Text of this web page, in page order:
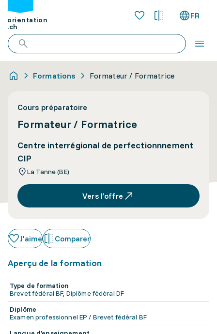
orientation
.ch
FR
Formations Formateur / Formatrice
Cours préparatoire
Formateur / Formatrice
Centre interrégional de perfectionnnement
CIP
La Tanne (BE)
Vers l’offre
J'aime Comparer
Aperçu de la formation
Type de formation
Brevet fédéral BF, Diplôme fédéral DF
Diplôme
Examen professionnel EP / Brevet fédéral BF